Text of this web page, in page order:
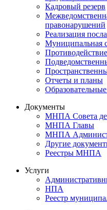
Кадровый резерв
правонарушений
Реализация
Муниципальная
Отчеты и планы
Документы
МНПА Совета
МНПА Главы
МНПА
Другие
Реестры МНПА
Услуги
НПА
Реестр